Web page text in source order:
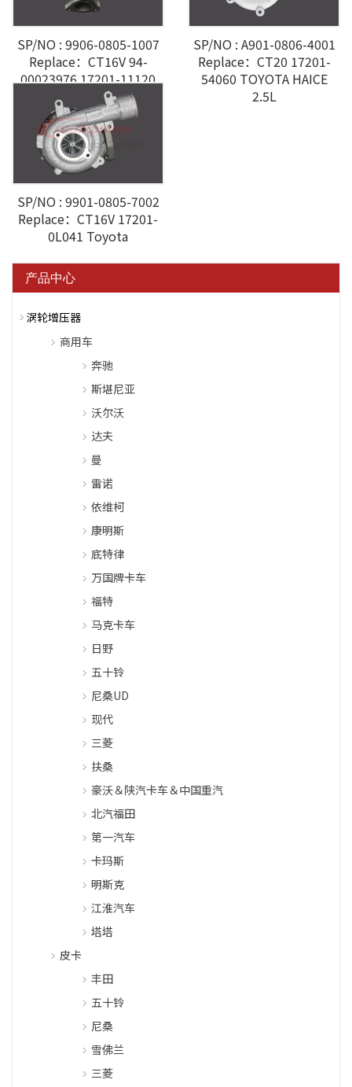
SP/NO : 9906-0805-1007
Replace：CT16V 94-
00023976 17201-11120
Toyota HILUX 1GD 2.8T
SP/NO : A901-0806-4001
Replace：CT20 17201-
54060 TOYOTA HAICE
2.5L
SP/NO : 9901-0805-7002
Replace：CT16V 17201-
0L041 Toyota
产品中心
涡轮增压器
商用车
奔驰
斯堪尼亚
沃尔沃
达夫
曼
雷诺
依维柯
康明斯
底特律
万国牌卡车
福特
马克卡车
日野
五十铃
尼桑UD
现代
三菱
扶桑
豪沃＆陕汽卡车＆中国重汽
北汽福田
第一汽车
卡玛斯
明斯克
江淮汽车
塔塔
皮卡
丰田
五十铃
尼桑
雪佛兰
三菱